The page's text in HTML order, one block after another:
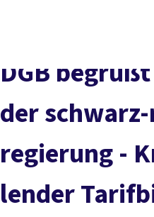
DGB
der
re­gie­rung -
len­der